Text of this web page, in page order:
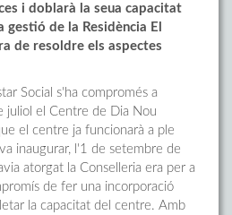
i doblarà la seua capacitat
de la Residència El
de resoldre els aspectes
Social s'ha compromés a
juliol el Centre de Dia Nou
el centre ja funcionarà a ple
inaugurar, l'1 de setembre de
atorgat la Conselleria era per a
de fer una incorporació
la capacitat del centre. Amb